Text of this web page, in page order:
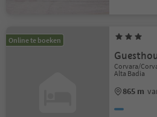
Online te boeken
Corvara/
Alta Badia
865 m